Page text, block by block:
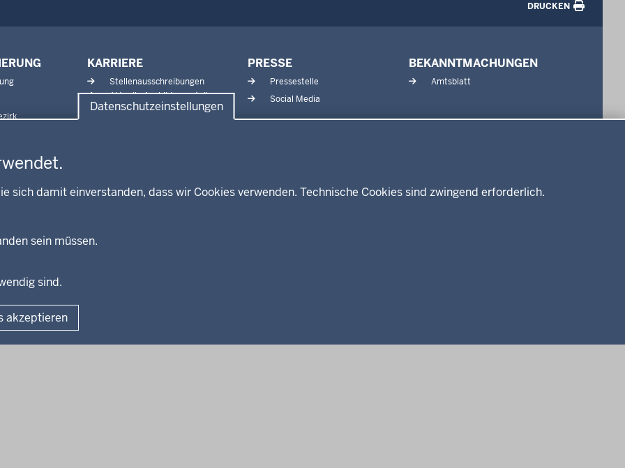
Datenschutzeinstellungen
damit einverstanden, dass wir Cookies verwenden. Technische Cookies sind zwingend erforderlich.
sein müssen.
sind.
akzeptieren
DRUCKEN
KARRIERE
Stellenausschreibungen
Aktuelle Ausbildungsstellen
und Praktika
PRESSE
Pressestelle
Social Media
BEKANNTMACHUNGEN
Amtsblatt